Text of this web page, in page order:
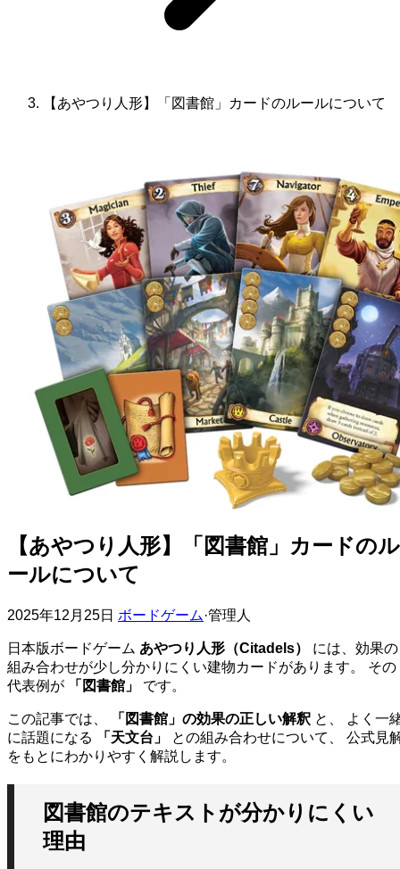
【あやつり人形】「図書館」カードのルールについて
【あやつり人形】「図書館」カードのル
ールについて
2025年12月25日 ボードゲーム·管理人
日本版ボードゲーム あやつり人形（Citadels）
には、効果の
組み合わせが少し分かりにくい建物カードがあります。 その
代表例が
「図書館」 です。
この記事では、 「図書館」の効果の正しい解釈 と、 よく一
に話題になる
「天文台」
との組み合わせについて、 公式見
をもとにわかりやすく解説します。
図書館のテキストが分かりにくい
理由